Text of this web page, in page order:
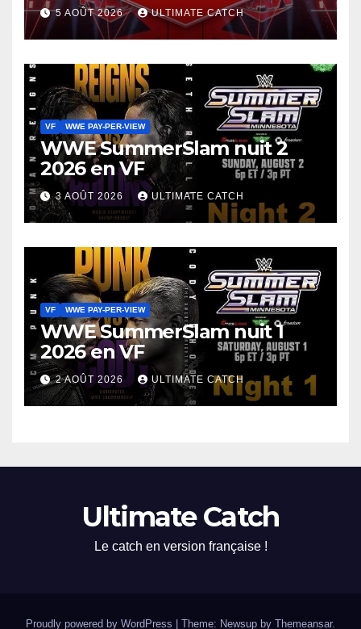
5 AOÛT 2026 ULTIMATE CATCH
VF WWE PAY-PER-VIEW
WWE SummerSlam nuit 2
2026 en VF
3 AOÛT 2026 ULTIMATE CATCH
VF WWE PAY-PER-VIEW
WWE SummerSlam nuit 1
2026 en VF
2 AOÛT 2026 ULTIMATE CATCH
Ultimate Catch
Le catch en version française !
Proudly powered by WordPress Theme: Newsup by Themeansar.